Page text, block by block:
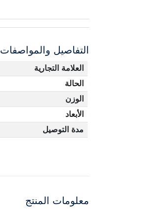
التفاصيل والمواصفات
العلامة التجارية
الحالة
الوزن
الأبعاد
مدة التوصيل
معلومات المنتج